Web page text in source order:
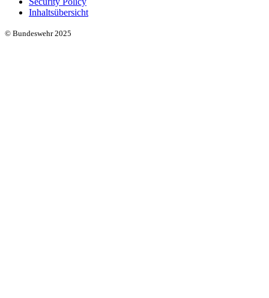
Inhaltsübersicht
© Bundeswehr 2025